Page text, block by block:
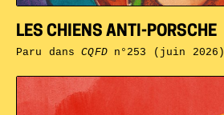
LES CHIENS ANTI-PORSCHE
Paru dansCQFDn°253 (juin 2026)